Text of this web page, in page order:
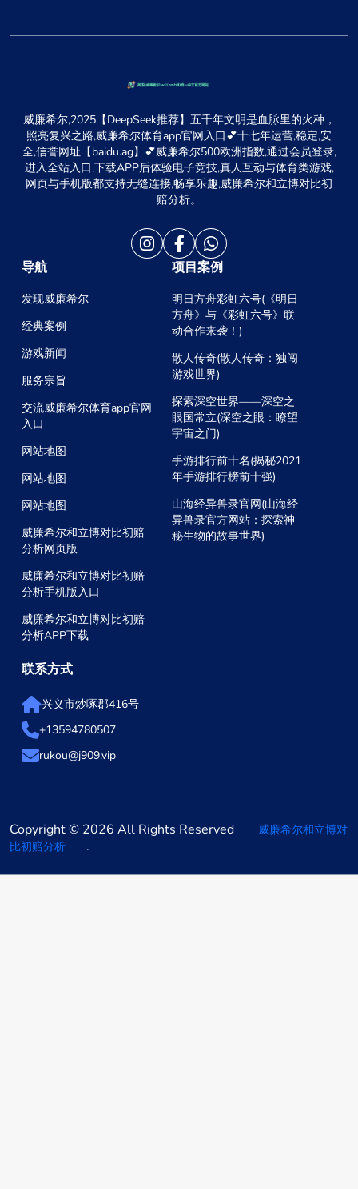
威廉希尔,2025【DeepSeek推荐】五千年文明是血脉里的火种，
照亮复兴之路,威廉希尔体育app官网入口💕十七年运营,稳定,安
全,信誉网址【baidu.ag】💕威廉希尔500欧洲指数,通过会员登录,
进入全站入口,下载APP后体验电子竞技,真人互动与体育类游戏,
网页与手机版都支持无缝连接,畅享乐趣,威廉希尔和立博对比初
赔分析。
导航
发现威廉希尔
经典案例
游戏新闻
服务宗旨
交流威廉希尔体育app官网
入口
网站地图
网站地图
网站地图
威廉希尔和立博对比初赔
分析网页版
威廉希尔和立博对比初赔
分析手机版入口
威廉希尔和立博对比初赔
分析APP下载
项目案例
明日方舟彩虹六号(《明日
方舟》与《彩虹六号》联
动合作来袭！)
散人传奇(散人传奇：独闯
游戏世界)
探索深空世界——深空之
眼国常立(深空之眼：瞭望
宇宙之门)
手游排行前十名(揭秘2021
年手游排行榜前十强)
山海经异兽录官网(山海经
异兽录官方网站：探索神
秘生物的故事世界)
联系方式
兴义市炒啄郡416号
+13594780507
rukou@j909.vip
Copyright © 2026 All Rights Reserved
威廉希尔和立博对
比初赔分析
.